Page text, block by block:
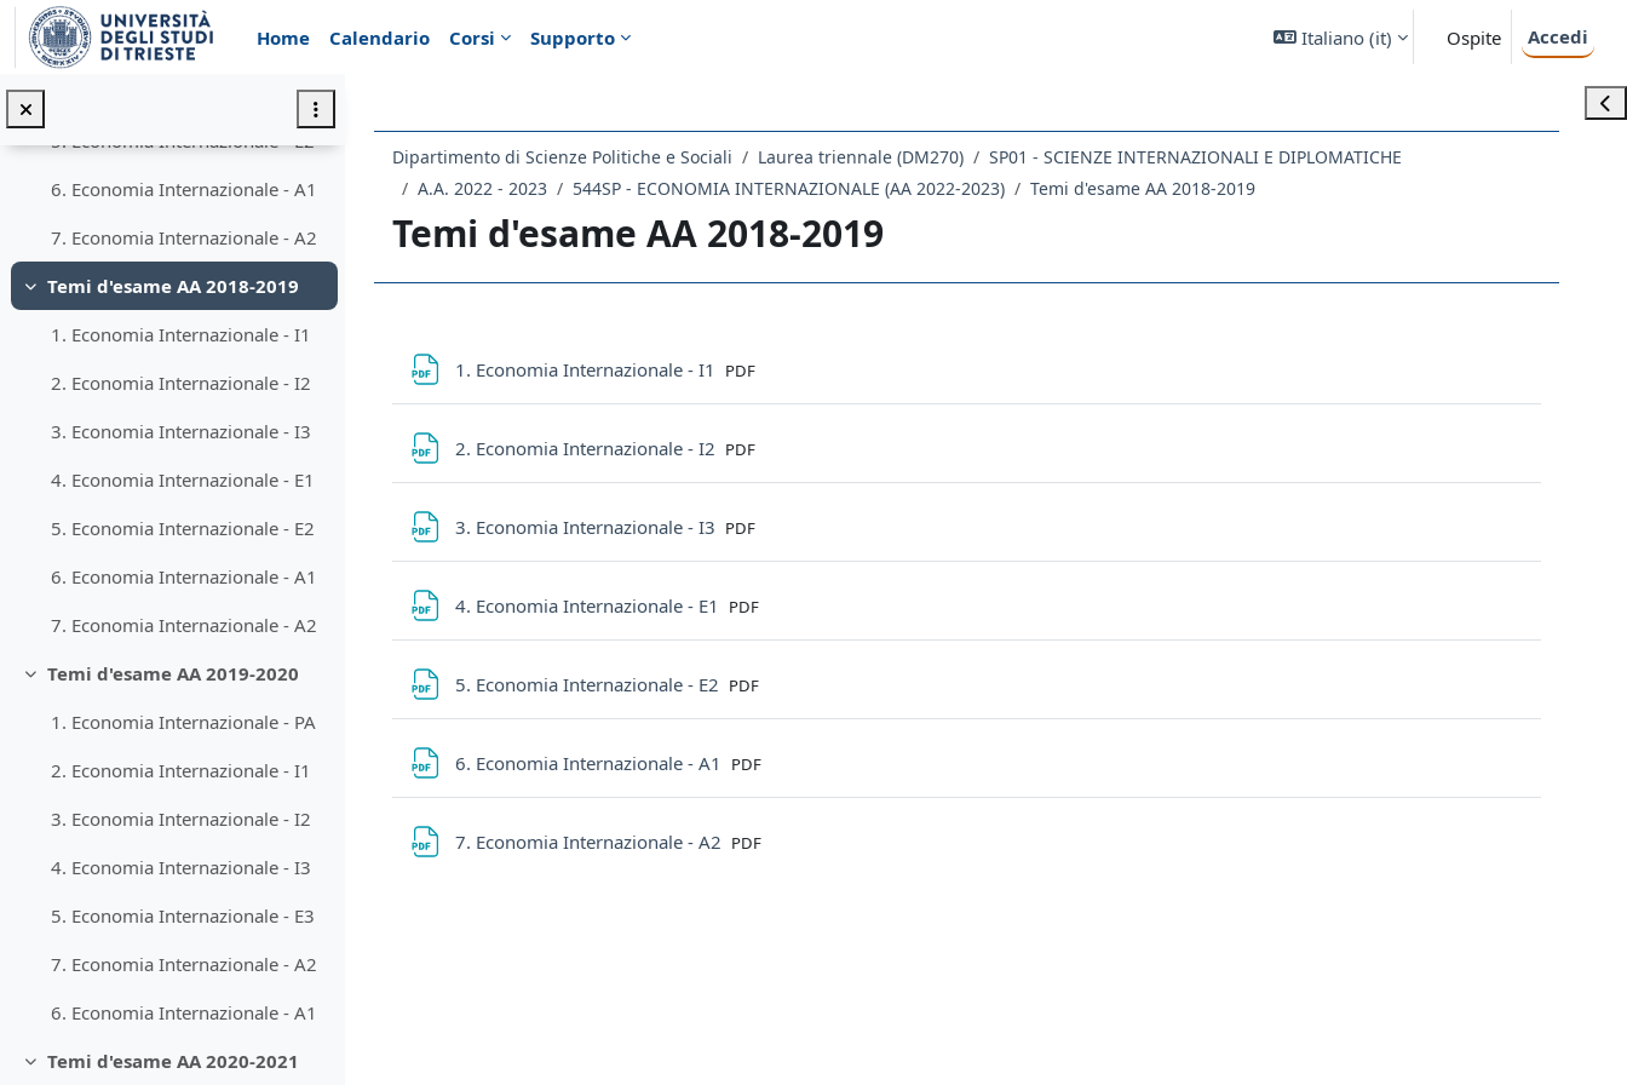
Vai al contenuto principale
Home
Calendario Corsi Supporto Italiano ‎(it)‎ Ospite Accedi
3. Economia Internazionale - I2
4. Economia Internazionale - E1
5. Economia Internazionale - E2
6. Economia Internazionale - A1
7. Economia Internazionale - A2
Minimizza
Temi d'esame AA 2018-2019
1. Economia Internazionale - I1
2. Economia Internazionale - I2
3. Economia Internazionale - I3
4. Economia Internazionale - E1
5. Economia Internazionale - E2
6. Economia Internazionale - A1
7. Economia Internazionale - A2
Minimizza
Temi d'esame AA 2019-2020
1. Economia Internazionale - PA
2. Economia Internazionale - I1
3. Economia Internazionale - I2
4. Economia Internazionale - I3
5. Economia Internazionale - E3
7. Economia Internazionale - A2
6. Economia Internazionale - A1
Minimizza
Temi d'esame AA 2020-2021
Dipartimento di Scienze Politiche e Sociali Laurea triennale (DM270)
SP01 - SCIENZE INTERNAZIONALI E DIPLOMATICHE
A.A. 2022 - 2023
544SP - ECONOMIA INTERNAZIONALE (AA 2022-2023) Temi d'esame AA 2018-2019
Temi d'esame AA 2018-2019
1. Economia Internazionale - I1 File
PDF
2. Economia Internazionale - I2 File
PDF
3. Economia Internazionale - I3 File
PDF
4. Economia Internazionale - E1 File
PDF
5. Economia Internazionale - E2 File
PDF
6. Economia Internazionale - A1 File
PDF
7. Economia Internazionale - A2 File
PDF